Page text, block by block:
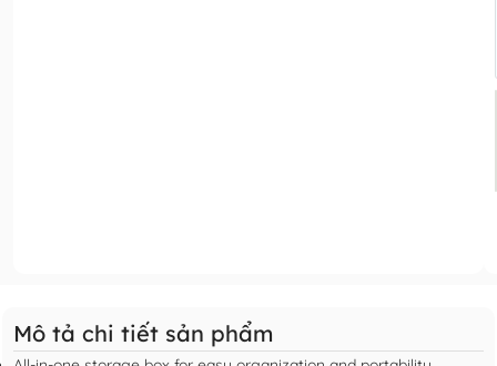
Mô tả chi tiết sản phẩm